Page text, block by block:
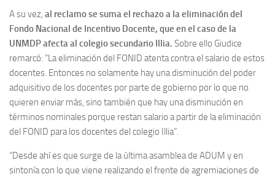
A su vez, al reclamo se suma el rechazo a la eliminación del
Fondo Nacional de Incentivo Docente, que en el caso de la
UNMDP afecta al colegio secundario Illia. Sobre ello Giudice
remarcó: “La eliminación del FONID atenta contra el salario de estos
docentes. Entonces no solamente hay una disminución del poder
adquisitivo de los docentes por parte de gobierno por lo que no
quieren enviar más, sino también que hay una disminución en
términos nominales porque restan salario a partir de la eliminación
del FONID para los docentes del colegio Illia”.
“Desde ahí es que surge de la última asamblea de ADUM y en
sintonía con lo que viene realizando el frente de agremiaciones de